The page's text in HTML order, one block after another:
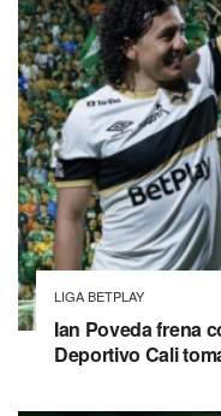
LIGA BETPLAY
Ian Poveda frena
Deportivo Cali